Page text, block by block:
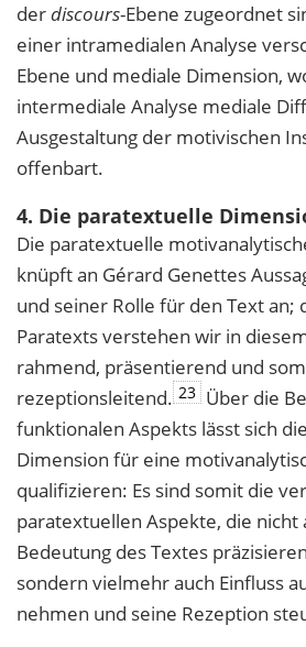
derdiscours-Ebene zugeordnet
einer intramedialen Analyse
Ebene und mediale Dimension,
intermediale Analyse mediale
Ausgestaltung der motivischen
offenbart.
4. Die paratextuelle
Die paratextuelle
knüpft an Gérard Genettes
und seiner Rolle für den Text an;
Paratexts verstehen wir in
rahmend, präsentierend und
rezeptionsleitend. 23 Über die
funktionalen Aspekts lässt sich
Dimension für eine
qualifizieren: Es sind somit die
paratextuellen Aspekte, die nicht
Bedeutung des Textes
sondern vielmehr auch Einfluss
nehmen und seine Rezeption